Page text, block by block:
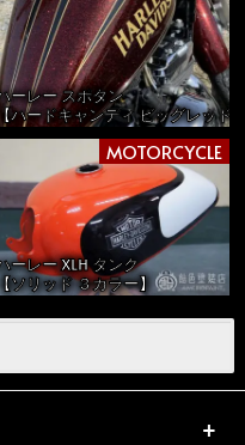
ーレー スポタン
【ハードキャンディ ビッグレッド
MOTORCYCLE
ーレー XLH タンク
【ソリッド ３カラー】